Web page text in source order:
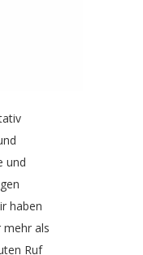
und
haben
als
Ruf